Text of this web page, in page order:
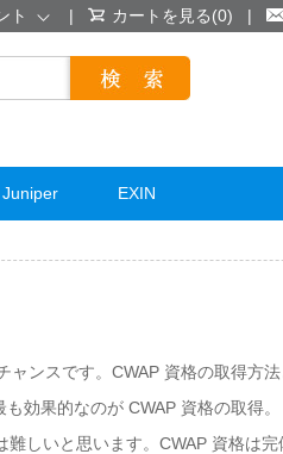
Juniper EXIN
ンスです。CWAP 資格の取得方
効果的なのが CWAP 資格の取得。
しいと思います。CWAP 資格は
ト | カートを見る(0) |